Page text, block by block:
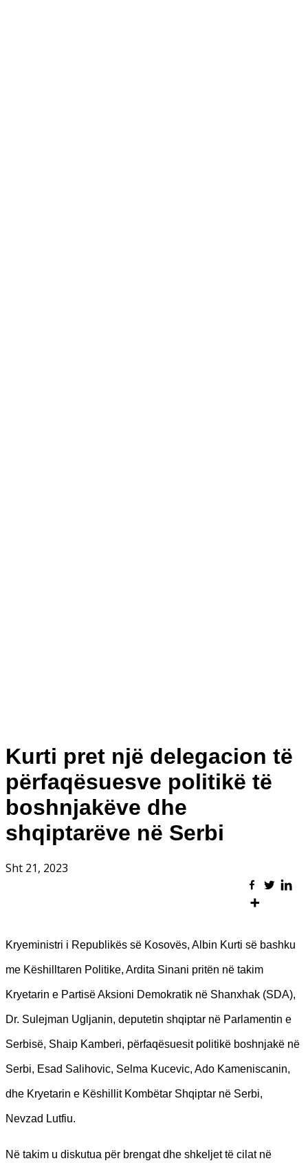
Kurti pret një delegacion të
përfaqësuesve politikë të
boshnjakëve dhe
shqiptarëve në Serbi
Sht 21, 2023
Kryeministri i Republikës së Kosovës, Albin Kurti ​së bashku
me Këshilltaren Politike, Ardita Sinani pritën në takim
Kryetarin e Partisë Aksioni Demokratik në Shanxhak (SDA),
Dr. Sulejman Ugljanin, deputetin shqiptar në Parlamentin e
Serbisë, Shaip Kamberi, përfaqësuesit politikë boshnjakë në
Serbi, Esad Salihovic, Selma Kucevic, Ado Kameniscanin,
dhe Kryetarin e Këshillit Kombëtar Shqiptar në Serbi,
Nevzad Lutfiu.
Në takim u diskutua për brengat dhe shkeljet të cilat në